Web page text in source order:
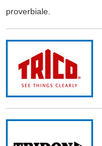
proverbiale.